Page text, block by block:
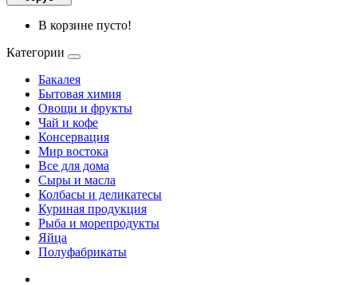
В корзине пусто!
Категории
Бакалея
Бытовая химия
Овощи и фрукты
Чай и кофе
Консервация
Мир востока
Все для дома
Сыры и масла
Колбасы и деликатесы
Куриная продукция
Рыба и морепродукты
Яйца
Полуфабрикаты